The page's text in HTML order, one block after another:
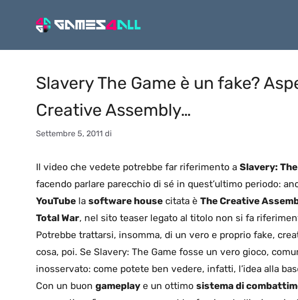
Slavery The Game è un fake?
Creative Assembly…
Settembre 5, 2011 di
Il video che vedete potrebbe far riferimento a Slavery:
facendo parlare parecchio di sé in quest’ultimo periodo:
YouTube la software house citata è The Creative
Total War, nel sito teaser legato al titolo non si fa
Potrebbe trattarsi, insomma, di un vero e proprio fake,
cosa, poi. Se Slavery: The Game fosse un vero gioco,
inosservato: come potete ben vedere, infatti, l’idea alla
Con un buon gameplay e un ottimo sistema di